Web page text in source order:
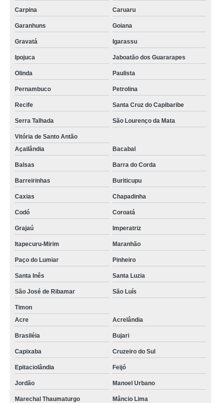
Carpina Caruaru
Garanhuns Goiana
Gravatá Igarassu
Ipojuca Jaboatão dos Guararapes
Olinda Paulista
Pernambuco Petrolina
Recife Santa Cruz do Capibaribe
Serra Talhada São Lourenço da Mata
Vitória de Santo Antão
Açailândia
Bacabal
Balsas Barra do Corda
Barreirinhas Buriticupu
Caxias Chapadinha
Codó Coroatá
Grajaú Imperatriz
Itapecuru-Mirim Maranhão
Paço do Lumiar Pinheiro
Santa Inês Santa Luzia
São José de Ribamar São Luís
Timon
Acre
Acrelândia
Brasiléia Bujari
Capixaba Cruzeiro do Sul
Epitaciolândia Feijó
Jordão Manoel Urbano
Marechal Thaumaturgo Mâncio Lima